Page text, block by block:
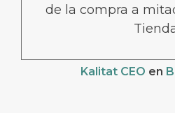
de la compra a
Kalitat CEO en